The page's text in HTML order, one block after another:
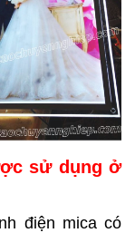
sử dụng ở
điện mica có